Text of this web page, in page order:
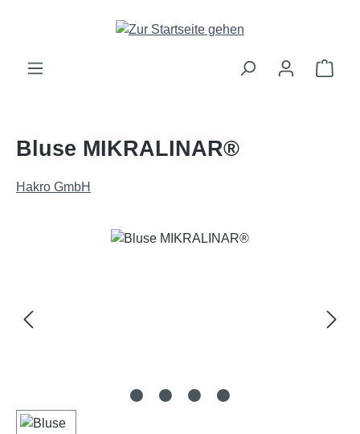
Zum Hauptinhalt springen
Bluse MIKRALINAR®
Hakro GmbH
Bildergalerie überspringen